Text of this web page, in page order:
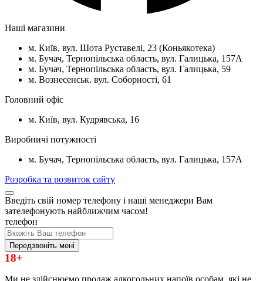
Наші магазини
м. Київ, вул. Шота Руставелі, 23 (Коньякотека)
м. Бучач, Тернопільська область, вул. Галицька, 157А
м. Бучач, Тернопільська область, вул. Галицька, 59
м. Вознесенськ. вул. Соборності, 61
Головний офіс
м. Київ, вул. Кудрявська, 16
Виробничі потужності
м. Бучач, Тернопільська область, вул. Галицька, 157А
Розробка та розвиток сайту
Введіть свій номер телефону і наші менеджери Вам
зателефонують найближчим часом!
телефон
Передзвоніть мені
18+